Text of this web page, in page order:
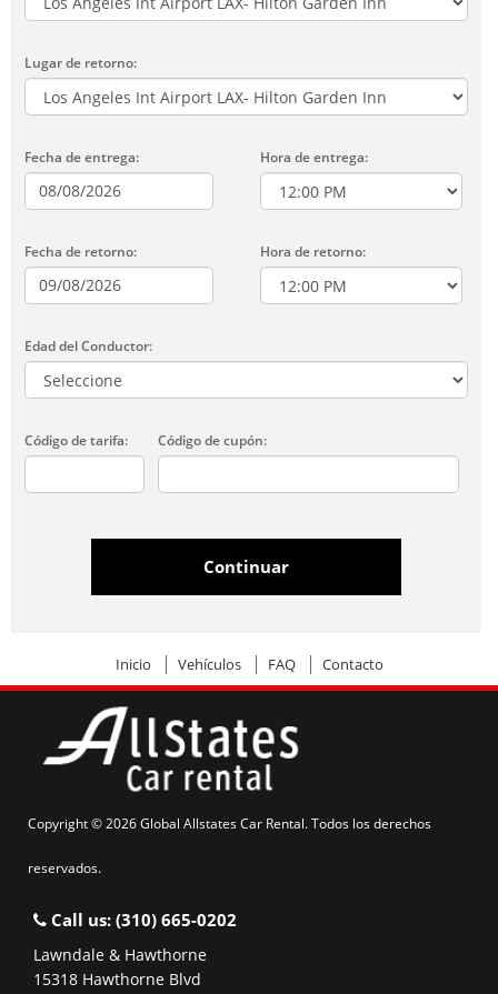
Lugar de retorno:
Fecha de entrega: Hora de entrega:
Fecha de retorno: Hora de retorno:
Edad del Conductor:
Código de tarifa: Código de cupón:
Inicio Vehículos FAQ Contacto
Copyright © 2026 Global Allstates Car Rental. Todos los derechos
reservados.
Call us: (310) 665-0202
Lawndale & Hawthorne
15318 Hawthorne Blvd